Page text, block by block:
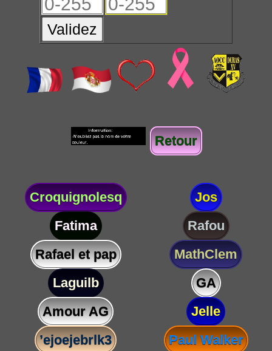
Validez
Retour
Croquignolesq
Jos
Fatima
Rafou
Rafael et pap
MathClem
Laguilb
GA
Amour AG
Jelle
’ejoejebrlk3
Paul Walker